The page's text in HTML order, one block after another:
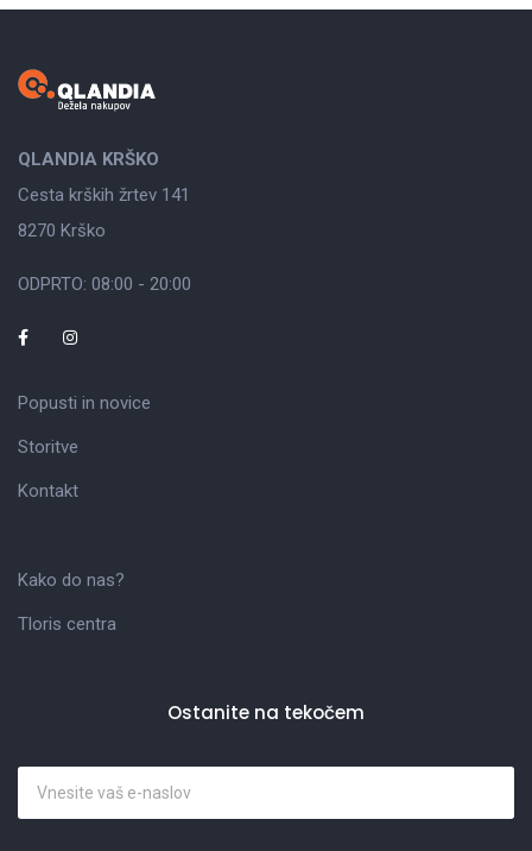
QLANDIA KRŠKO
Cesta krških žrtev 141
8270 Krško
ODPRTO: 08:00 - 20:00
Popusti in novice
Storitve
Kontakt
Kako do nas?
Tloris centra
Ostanite na tekočem